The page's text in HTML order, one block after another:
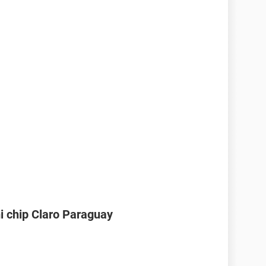
chip Claro Paraguay